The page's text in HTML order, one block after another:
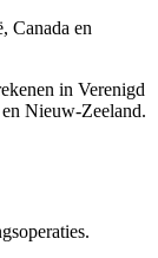
Canada en
in Verenigd
Nieuw-Zeeland.